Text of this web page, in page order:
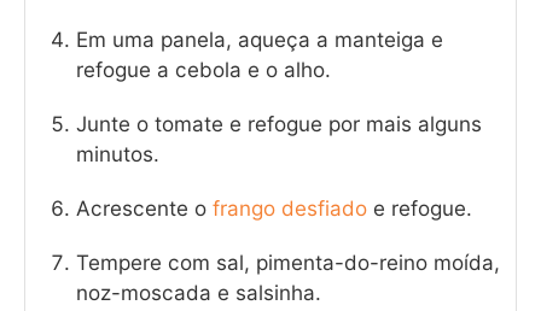
Em uma panela, aqueça a manteiga e
refogue a cebola e o alho.
Junte o tomate e refogue por mais alguns
minutos.
Acrescente o frango desfiado e refogue.
Tempere com sal, pimenta-do-reino moída,
noz-moscada e salsinha.